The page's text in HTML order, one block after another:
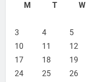
M
T W
3
4 5
10
11 12
17
18 19
24
25 26